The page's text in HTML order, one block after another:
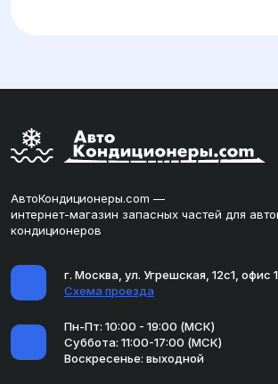
АвтоКондиционеры.com —
интернет-магазин запасных частей для
кондиционеров
г. Москва, ул. Угрешская, 12с1, офис
Схема проезда
Пн-Пт: 10:00 - 19:00 (МСК)
Суббота: 11:00-17:00 (МСК)
Воскресенье: выходной